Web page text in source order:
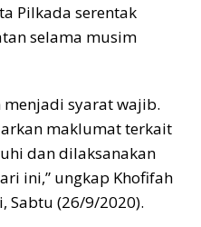
Pilkada serentak
selama musim
menjadi syarat wajib.
maklumat terkait
dan dilaksanakan
ini,” ungkap Khofifah
Sabtu (26/9/2020).